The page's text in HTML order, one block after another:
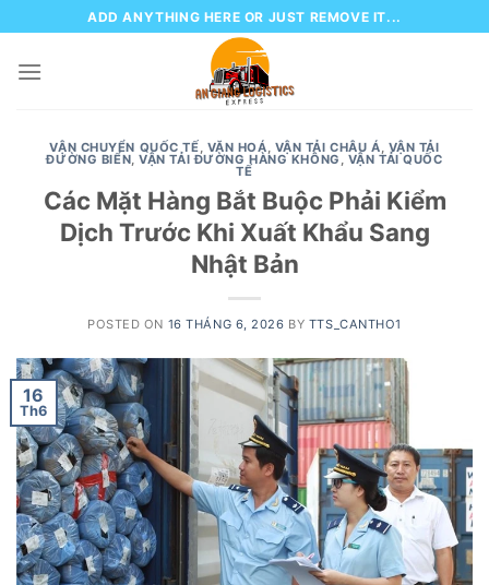
to
content
ADD ANYTHING HERE OR JUST REMOVE IT...
VẬN CHUYỂN QUỐC TẾ, VĂN HOÁ, VẬN TẢI CHÂU Á, VẬN TẢI
ĐƯỜNG BIỂN,VẬN TẢI ĐƯỜNG HÀNG KHÔNG , VẬN TẢI QUỐC
TẾ
Các Mặt Hàng Bắt Buộc Phải Kiểm
Dịch Trước Khi Xuất Khẩu Sang
Nhật Bản
POSTED ON 16 THÁNG 6, 2026 BY TTS_CANTHO1
16
Th6